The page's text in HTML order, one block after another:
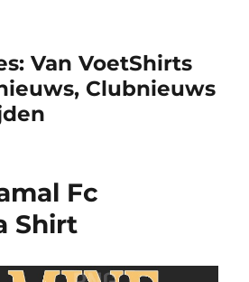
Van VoetShirts
Clubnieuws
Fc
Shirt